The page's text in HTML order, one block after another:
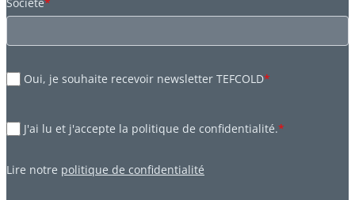
Oui, je souhaite recevoir newsletter TEFCOLD*
J'ai lu et j'accepte la politique de confidentialité.*
Lire notre politique de confidentialité